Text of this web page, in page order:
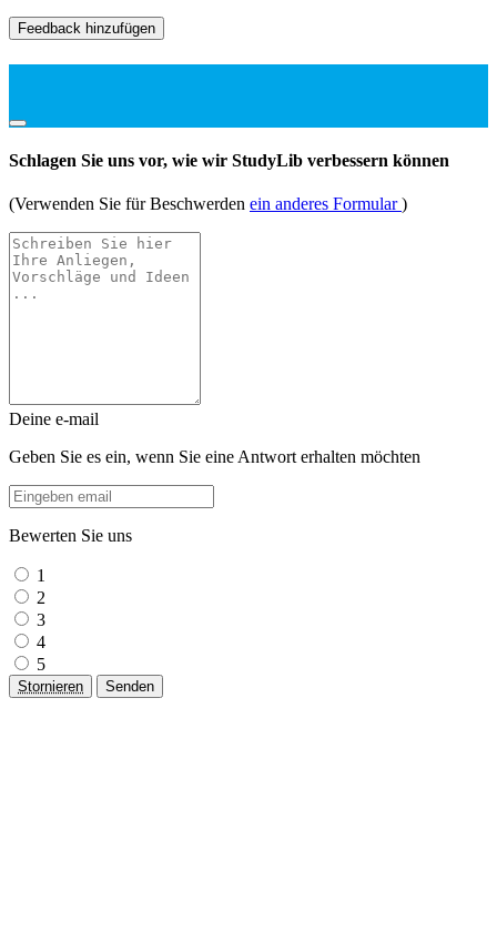
Feedback hinzufügen
Schlagen Sie uns vor, wie wir StudyLib verbessern können
(Verwenden Sie für Beschwerden ein anderes Formular)
Deine e-mail
Geben Sie es ein, wenn Sie eine Antwort erhalten möchten
Bewerten Sie uns
1
2
3
4
5
Stornieren Senden